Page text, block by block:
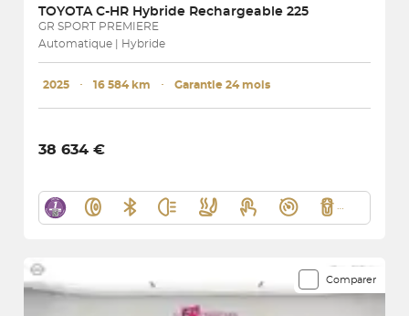
TOYOTA C-HR Hybride Rechargeable 225
GR SPORT PREMIERE
Automatique | Hybride
2025 ･ 16 584 km ･ Garantie 24 mois
38 634 €
Comparer